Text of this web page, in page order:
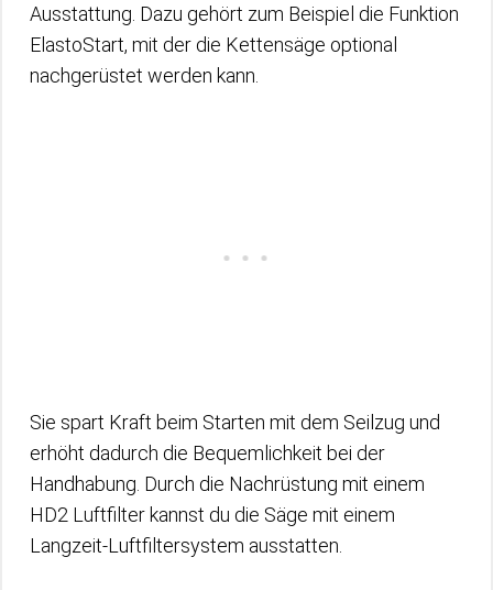
Ausstattung. Dazu gehört zum Beispiel die Funktion
ElastoStart, mit der die Kettensäge optional
nachgerüstet werden kann.
Sie spart Kraft beim Starten mit dem Seilzug und
erhöht dadurch die Bequemlichkeit bei der
Handhabung. Durch die Nachrüstung mit einem
HD2 Luftfilter kannst du die Säge mit einem
Langzeit-Luftfiltersystem ausstatten.